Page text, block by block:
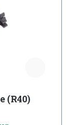
(R40)